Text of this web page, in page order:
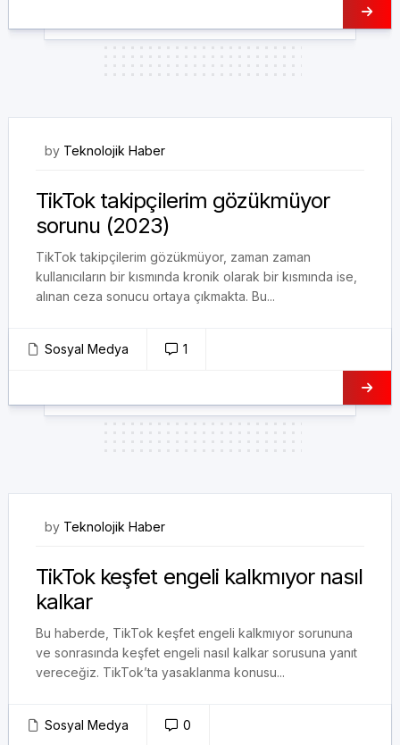
by Teknolojik Haber
TikTok takipçilerim gözükmüyor
sorunu (2023)
TikTok takipçilerim gözükmüyor, zaman zaman
kullanıcıların bir kısmında kronik olarak bir kısmında ise,
alınan ceza sonucu ortaya çıkmakta. Bu...
Sosyal Medya 1
by Teknolojik Haber
TikTok keşfet engeli kalkmıyor nasıl
kalkar
Bu haberde, TikTok keşfet engeli kalkmıyor sorununa
ve sonrasında keşfet engeli nasıl kalkar sorusuna yanıt
vereceğiz. TikTok’ta yasaklanma konusu...
Sosyal Medya 0